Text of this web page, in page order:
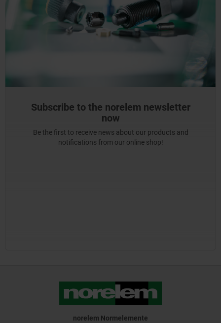
Subscribe to the norelem newsletter
now
Be the first to receive news about our products and
notifications from our online shop!
norelem Normelemente